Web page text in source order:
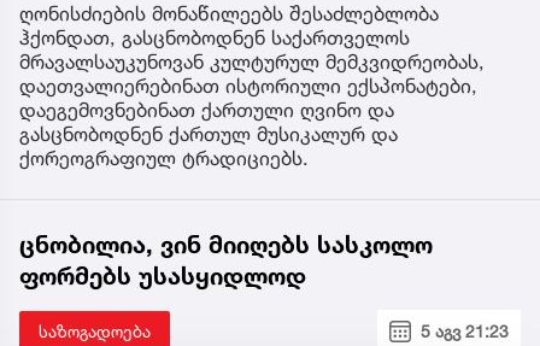
ღონისძიების მონაწილეებს შესაძლებლობა
ჰქონდათ, გასცნობოდნენ საქართველოს
მრავალსაუკუნოვან კულტურულ მემკვიდრეობას,
დაეთვალიერებინათ ისტორიული ექსპონატები,
დაეგემოვნებინათ ქართული ღვინო და
გასცნობოდნენ ქართულ მუსიკალურ და
ქორეოგრაფიულ ტრადიციებს.
ცნობილია, ვინ მიიღებს სასკოლო
ფორმებს უსასყიდლოდ
საზოგადოება 5 აგვ 21:23